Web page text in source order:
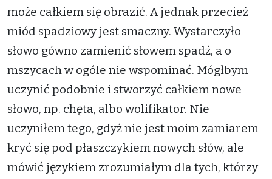
może całkiem się obrazić. A jednak przecież
miód spadziowy jest smaczny. Wystarczyło
słowo gówno zamienić słowem spadź, a o
mszycach w ogóle nie wspominać. Mógłbym
uczynić podobnie i stworzyć całkiem nowe
słowo, np. chęta, albo wolifikator. Nie
uczyniłem tego, gdyż nie jest moim zamiarem
kryć się pod płaszczykiem nowych słów, ale
mówić językiem zrozumiałym dla tych, którzy